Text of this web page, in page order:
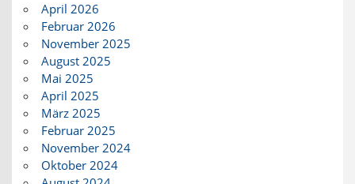
April 2026
Februar 2026
November 2025
August 2025
Mai 2025
April 2025
März 2025
Februar 2025
November 2024
Oktober 2024